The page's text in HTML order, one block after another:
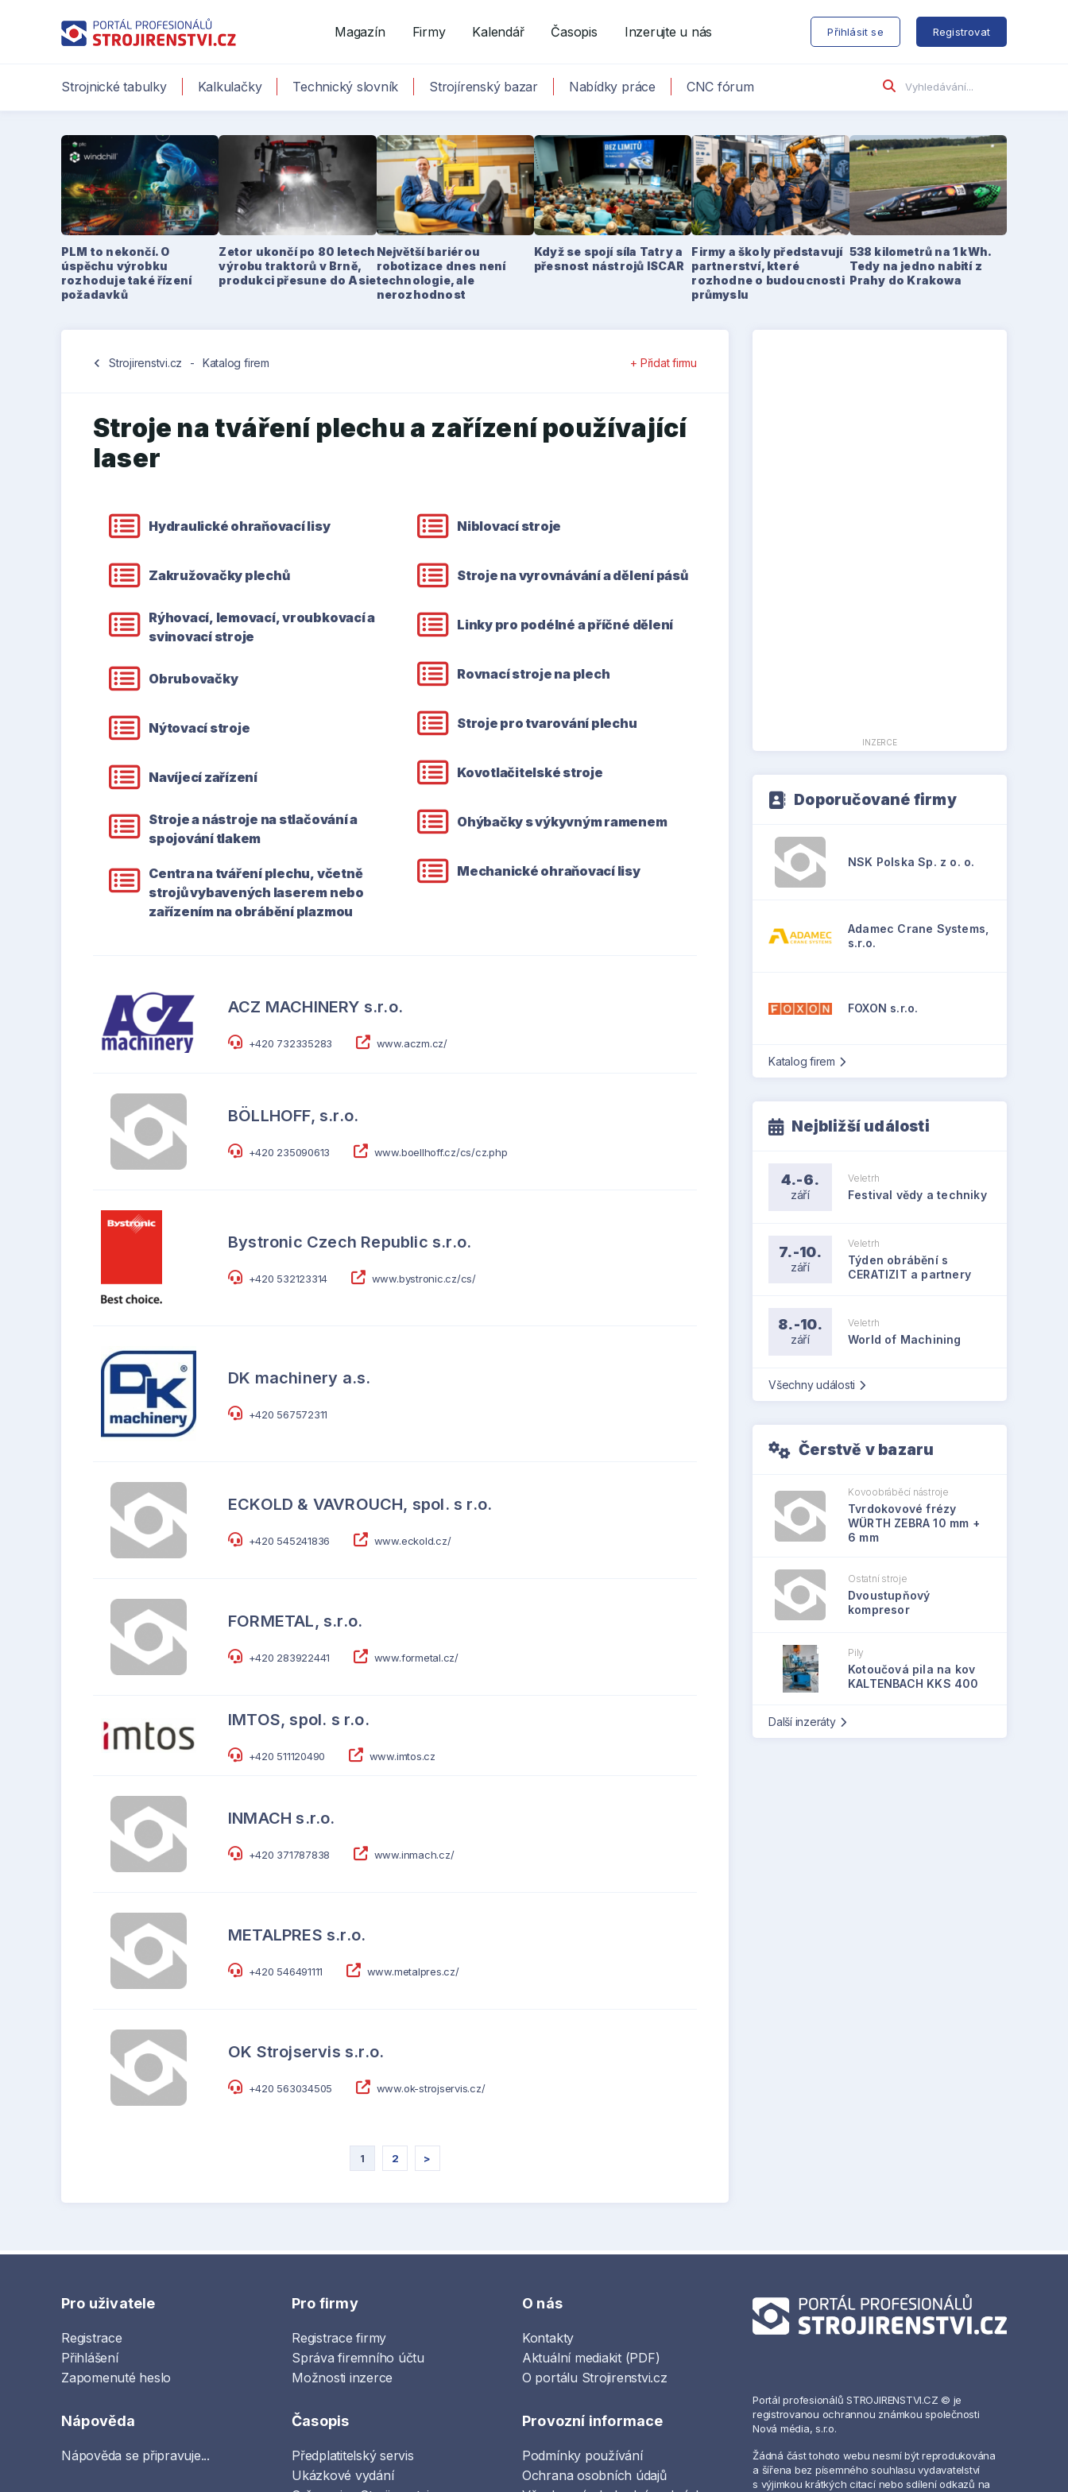
Magazín Firmy Kalendář Časopis Inzerujte u nás Přihlásit se Registrovat
Strojnické tabulky Kalkulačky Technický slovník Strojírenský bazar Nabídky práce CNC fórum
PLM to nekončí. O
úspěchu výrobku
rozhoduje také řízení
požadavků
Zetor ukončí po 80 letech
výrobu traktorů v Brně,
produkci přesune do Asie
Největší bariérou
robotizace dnes není
technologie, ale
nerozhodnost
Když se spojí síla Tatry a
přesnost nástrojů ISCAR
Firmy a školy představují
partnerství, které
rozhodne o budoucnosti
průmyslu
538 kilometrů na 1 kWh.
Tedy na jedno nabití z
Prahy do Krakowa
chevron_left Strojirenstvi.cz - Katalog firem + Přidat firmu
Stroje na tváření plechu a zařízení používající
laser
Hydraulické ohraňovací lisy
Zakružovačky plechů
Rýhovací, lemovací, vroubkovací a
svinovací stroje
Obrubovačky
Nýtovací stroje
Navíjecí zařízení
Stroje a nástroje na stlačování a
spojování tlakem
Centra na tváření plechu, včetně
strojů vybavených laserem nebo
zařízením na obrábění plazmou
Niblovací stroje
Stroje na vyrovnávání a dělení pásů
Linky pro podélné a příčné dělení
Rovnací stroje na plech
Stroje pro tvarování plechu
Kovotlačitelské stroje
Ohýbačky s výkyvným ramenem
Mechanické ohraňovací lisy
ACZ MACHINERY s.r.o.
+420 732335283 www.aczm.cz/
BÖLLHOFF, s.r.o.
+420 235090613 www.boellhoff.cz/cs/cz.php
Bystronic Czech Republic s.r.o.
+420 532123314 www.bystronic.cz/cs/
DK machinery a.s.
+420 567572311
ECKOLD & VAVROUCH, spol. s r.o.
+420 545241836 www.eckold.cz/
FORMETAL, s.r.o.
+420 283922441 www.formetal.cz/
IMTOS, spol. s r.o.
+420 511120490 www.imtos.cz
INMACH s.r.o.
+420 371787838 www.inmach.cz/
METALPRES s.r.o.
+420 546491111 www.metalpres.cz/
OK Strojservis s.r.o.
+420 563034505 www.ok-strojservis.cz/
1 2 >
INZERCE
Doporučované firmy
NSK Polska Sp. z o. o.
Adamec Crane Systems,
s.r.o.
FOXON s.r.o.
Katalog firem
Nejbližší události
4.-6.
září
Veletrh
Festival vědy a techniky
7.-10.
září
Veletrh
Týden obrábění s
CERATIZIT a partnery
8.-10.
září
Veletrh
World of Machining
Všechny události
Čerstvě v bazaru
Kovoobráběcí nástroje
Tvrdokovové frézy
WÜRTH ZEBRA 10 mm +
6 mm
Ostatní stroje
Dvoustupňový
kompresor
Pily
Kotoučová pila na kov
KALTENBACH KKS 400
Další inzeráty
Pro uživatele
Registrace
Přihlášení
Zapomenuté heslo
Pro firmy
Registrace firmy
Správa firemního účtu
Možnosti inzerce
O nás
Kontakty
Aktuální mediakit (PDF)
O portálu Strojirenstvi.cz
Nápověda
Nápověda se připravuje...
Časopis
Předplatitelský servis
Ukázkové vydání
Provozní informace
Podmínky používání
Ochrana osobních údajů
Portál profesionálů STROJIRENSTVI.CZ © je
registrovanou ochrannou známkou společnosti
Nová média, s.r.o.
Žádná část tohoto webu nesmí být reprodukována
a šířena bez písemného souhlasu vydavatelství
s výjimkou krátkých citací nebo sdílení odkazů na